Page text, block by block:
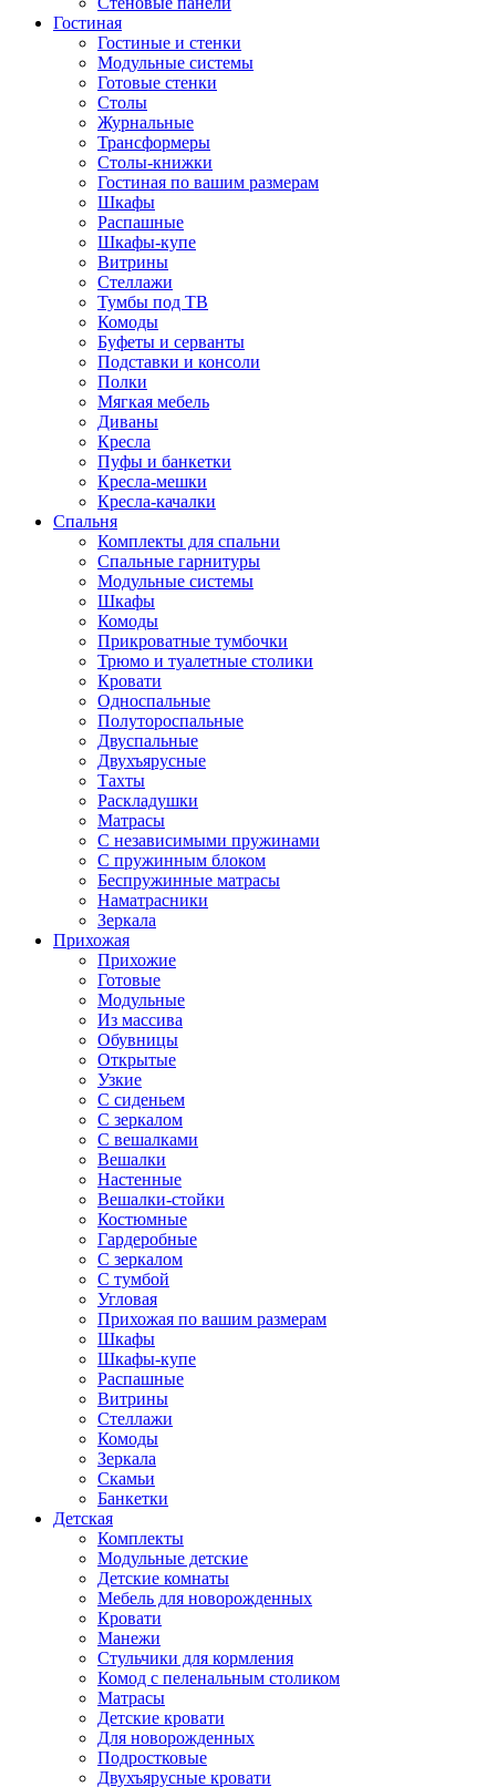
Гостиная
Гостиные и стенки
Модульные системы
Готовые стенки
Столы
Журнальные
Трансформеры
Столы-книжки
Гостиная по вашим размерам
Шкафы
Распашные
Шкафы-купе
Витрины
Стеллажи
Тумбы под ТВ
Комоды
Буфеты и серванты
Подставки и консоли
Полки
Мягкая мебель
Диваны
Кресла
Пуфы и банкетки
Кресла-мешки
Кресла-качалки
Спальня
Комплекты для спальни
Спальные гарнитуры
Модульные системы
Шкафы
Комоды
Прикроватные тумбочки
Трюмо и туалетные столики
Кровати
Односпальные
Полутороспальные
Двуспальные
Двухъярусные
Тахты
Раскладушки
Матрасы
С независимыми пружинами
С пружинным блоком
Беспружинные матрасы
Наматрасники
Зеркала
Прихожая
Прихожие
Готовые
Модульные
Из массива
Обувницы
Открытые
Узкие
С сиденьем
С зеркалом
С вешалками
Вешалки
Настенные
Вешалки-стойки
Костюмные
Гардеробные
С зеркалом
С тумбой
Угловая
Прихожая по вашим размерам
Шкафы
Шкафы-купе
Распашные
Витрины
Стеллажи
Комоды
Зеркала
Скамьи
Банкетки
Детская
Комплекты
Модульные детские
Детские комнаты
Мебель для новорожденных
Кровати
Манежи
Стульчики для кормления
Комод с пеленальным столиком
Матрасы
Детские кровати
Для новорожденных
Подростковые
Двухъярусные кровати